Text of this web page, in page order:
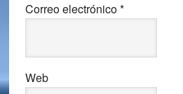
Correo electrónico*
Web